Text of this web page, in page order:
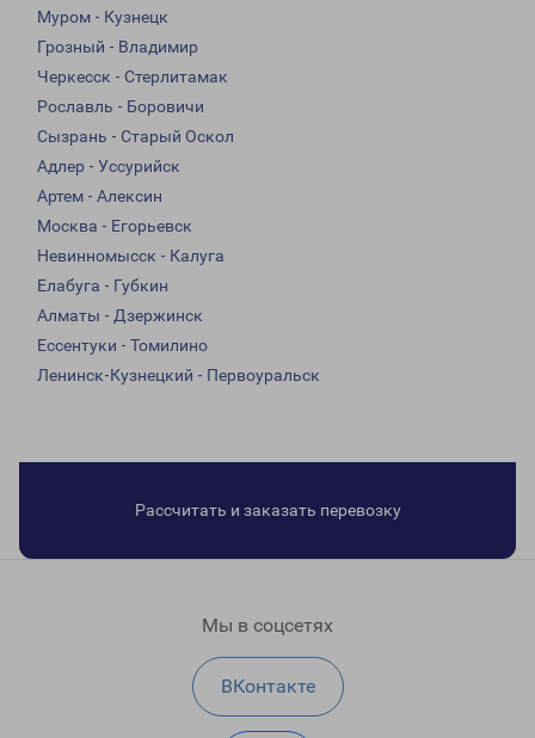
Муром - Кузнецк
Грозный - Владимир
Черкесск - Стерлитамак
Рославль - Боровичи
Сызрань - Старый Оскол
Адлер - Уссурийск
Артем - Алексин
Москва - Егорьевск
Невинномысск - Калуга
Елабуга - Губкин
Алматы - Дзержинск
Ессентуки - Томилино
Ленинск-Кузнецкий - Первоуральск
Рассчитать и заказать перевозку
Мы в соцсетях
ВКонтакте